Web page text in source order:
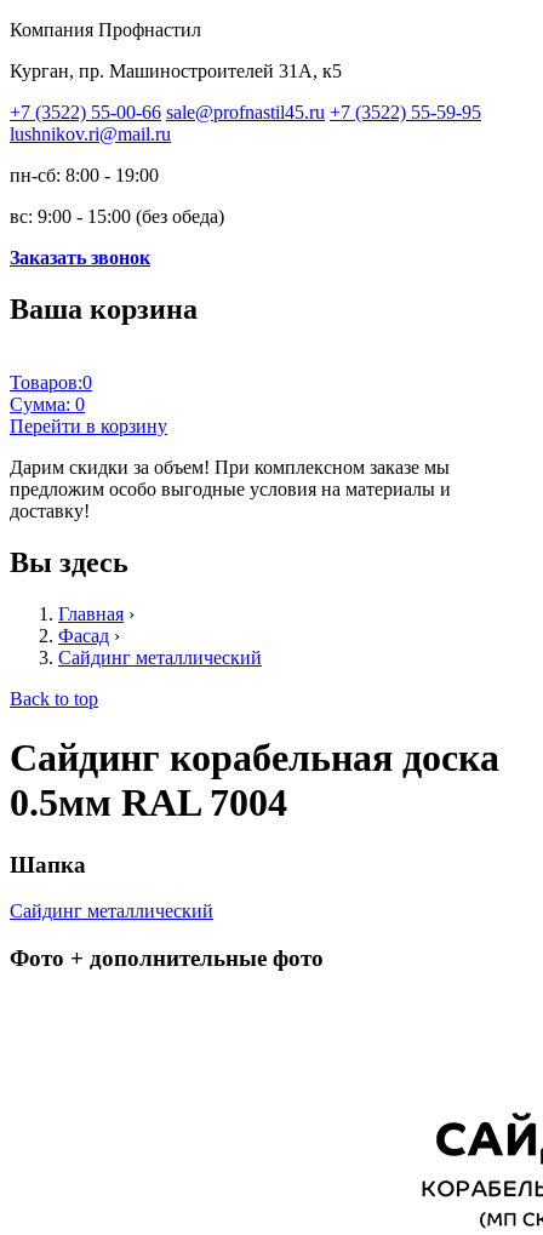
Компания Профнастил
Курган, пр. Машиностроителей 31А, к5
+7 (3522) 55-00-66 sale@profnastil45.ru +7 (3522) 55-59-95
lushnikov.ri@mail.ru
пн-сб: 8:00 - 19:00
вс: 9:00 - 15:00 (без обеда)
Заказать звонок
Ваша корзина
Товаров:0
Сумма: 0
Перейти в корзину
Дарим скидки за объем! При комплексном заказе мы
предложим особо выгодные условия на материалы и
доставку!
Вы здесь
Главная ›
Фасад ›
Сайдинг металлический
Back to top
Сайдинг корабельная доска
0.5мм RAL 7004
Шапка
Сайдинг металлический
Фото + дополнительные фото